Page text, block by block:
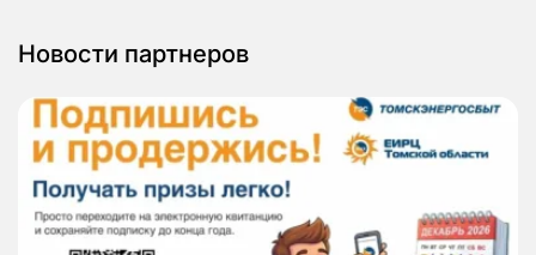
Новости партнеров